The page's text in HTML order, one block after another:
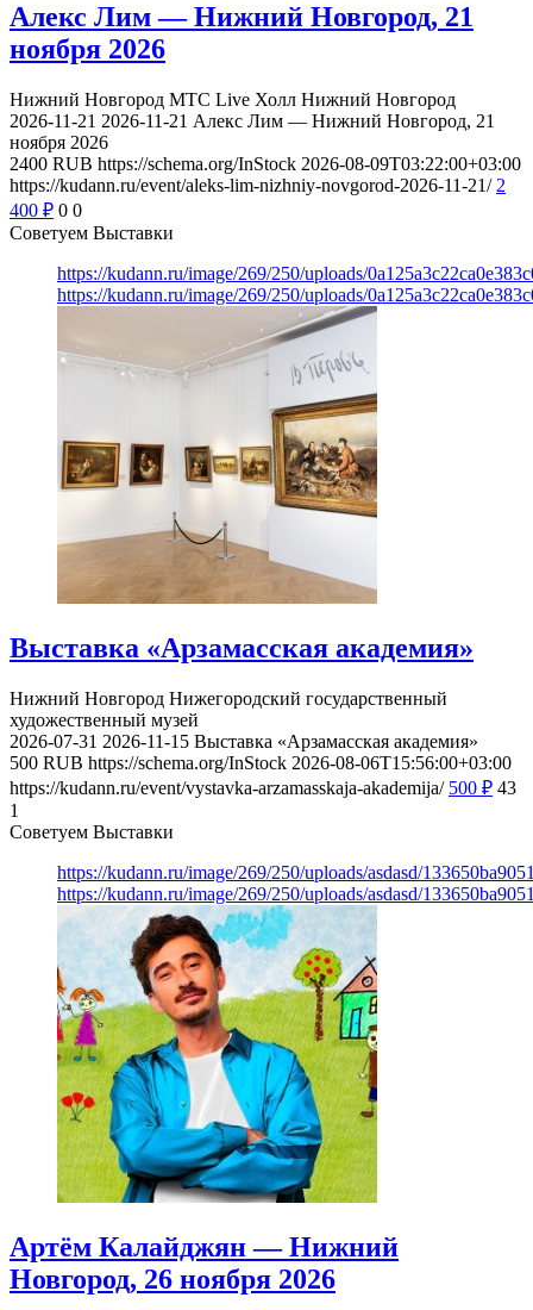
Алекс Лим — Нижний Новгород, 21
ноября 2026
Нижний Новгород МТС Live Холл Нижний Новгород
2026-11-21 2026-11-21 Алекс Лим — Нижний Новгород, 21
ноября 2026
2400 RUB https://schema.org/InStock 2026-08-09T03:22:00+03:00
https://kudann.ru/event/aleks-lim-nizhniy-novgorod-2026-11-21/ 2
400 ₽ 0 0
Советуем Выставки
https://kudann.ru/image/269/250/uploads/
https://kudann.ru/image/269/250/uploads/
Выставка «Арзамасская академия»
Нижний Новгород Нижегородский государственный
художественный музей
2026-07-31 2026-11-15 Выставка «Арзамасская академия»
500 RUB https://schema.org/InStock 2026-08-06T15:56:00+03:00
https://kudann.ru/event/vystavka-arzamasskaja-akademija/ 500 ₽ 43
1
Советуем Выставки
https://kudann.ru/image/269/250/uploads/asdasd/
https://kudann.ru/image/269/250/uploads/asdasd/
Артём Калайджян — Нижний
Новгород, 26 ноября 2026